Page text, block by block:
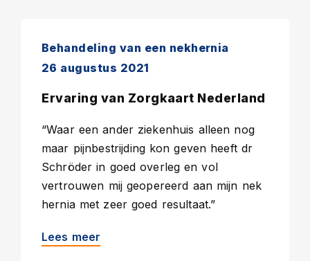
Behandeling van een nekhernia
26 augustus 2021
Ervaring van Zorgkaart Nederland
“Waar een ander ziekenhuis alleen nog
maar pijnbestrijding kon geven heeft dr
Schröder in goed overleg en vol
vertrouwen mij geopereerd aan mijn nek
hernia met zeer goed resultaat.”
Lees meer